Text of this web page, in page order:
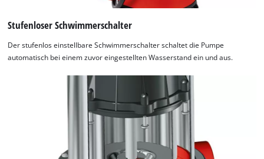
Stufenloser Schwimmerschalter
Der stufenlos einstellbare Schwimmerschalter schaltet die Pumpe
automatisch bei einem zuvor eingestellten Wasserstand ein und aus.